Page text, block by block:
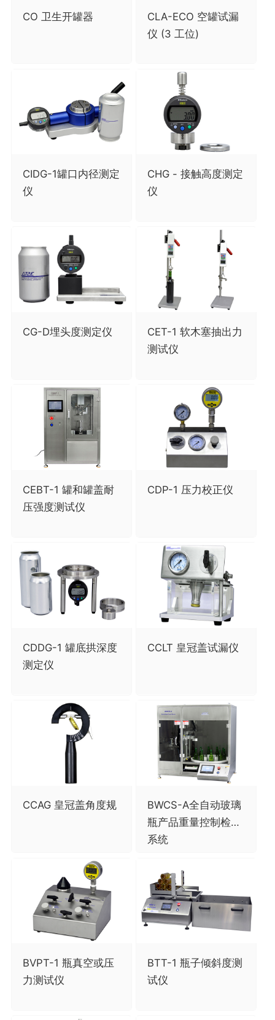
CO 卫生开罐器
CLA-ECO 空罐试漏
仪 (3 工位)
CIDG-1罐口内径测定
仪
CHG - 接触高度测定
仪
CG-D埋头度测定仪
CET-1 软木塞抽出力
测试仪
CEBT-1 罐和罐盖耐
压强度测试仪
CDP-1 压力校正仪
CDDG-1 罐底拱深度
测定仪
CCLT 皇冠盖试漏仪
CCAG 皇冠盖角度规
BWCS-A全自动玻璃
瓶产品重量控制检测
系统
BVPT-1 瓶真空或压
力测试仪
BTT-1 瓶子倾斜度测
试仪